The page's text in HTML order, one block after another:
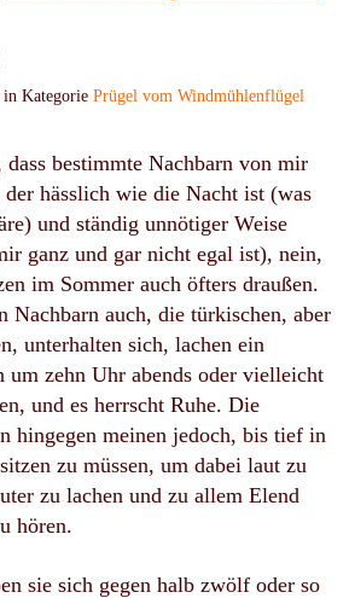
in Kategorie Prügel vom Windmühlenflügel
bestimmte Nachbarn von mir
hässlich wie die Nacht ist (was
und ständig unnötiger Weise
ganz und gar nicht egal ist), nein,
im Sommer auch öfters draußen.
Nachbarn auch, die türkischen, aber
unterhalten sich, lachen ein
um zehn Uhr abends oder vielleicht
und es herrscht Ruhe. Die
hingegen meinen jedoch, bis tief in
zu müssen, um dabei laut zu
zu lachen und zu allem Elend
hören.
sie sich gegen halb zwölf oder so